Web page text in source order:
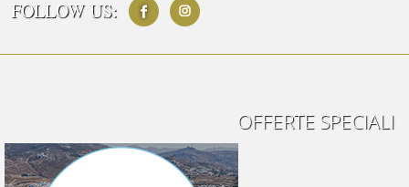
FOLLOW US:
OFFERTE SPECIALI